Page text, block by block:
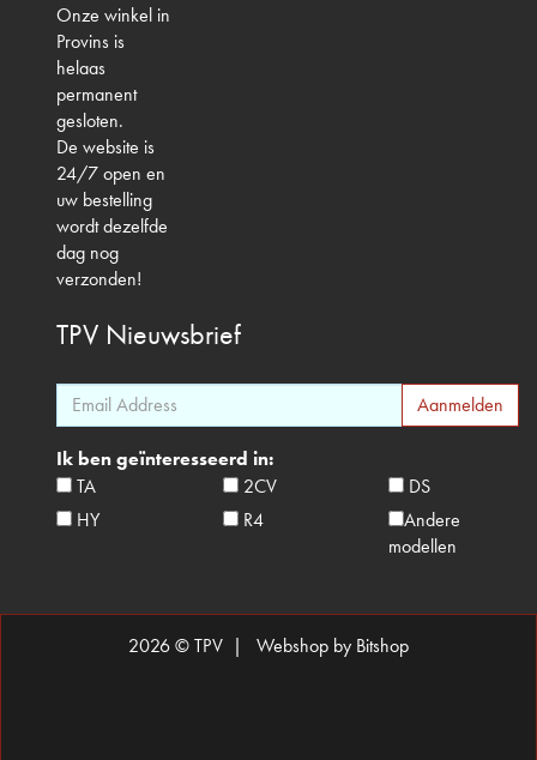
Onze winkel in
Provins is
helaas
permanent
gesloten.
De website is
24/7 open en
uw bestelling
wordt dezelfde
dag nog
verzonden!
TPV Nieuwsbrief
Ik ben geïnteresseerd in:
TA
2CV
DS
HY
R4
Andere
modellen
2026 © TPV | Webshop by Bitshop